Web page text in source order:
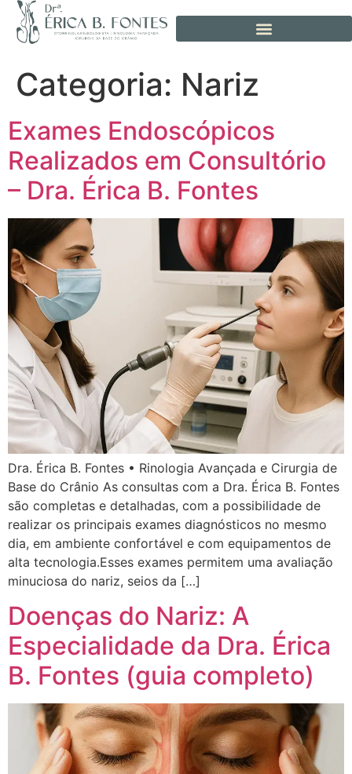
Categoria: Nariz
Exames Endoscópicos
Realizados em Consultório
– Dra. Érica B. Fontes
Dra. Érica B. Fontes • Rinologia Avançada e Cirurgia de
Base do Crânio As consultas com a Dra. Érica B. Fontes
são completas e detalhadas, com a possibilidade de
realizar os principais exames diagnósticos no mesmo
dia, em ambiente confortável e com equipamentos de
alta tecnologia.Esses exames permitem uma avaliação
minuciosa do nariz, seios da […]
Doenças do Nariz: A
Especialidade da Dra. Érica
B. Fontes (guia completo)